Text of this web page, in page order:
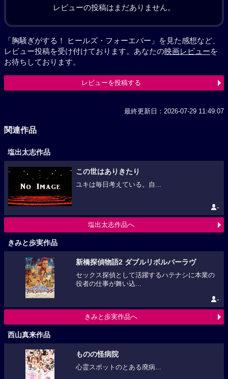
レビューの投稿はまだありません。
「胸騒ぎがする！ ヒールズ・フォーエバー」を見た感想など、
レビュー投稿を受け付けております。あなたの映画レビューを
お待ちしております。
レビューを投稿する
最終更新日：2026-07-29 11:49:07
関連作品
塩出太志作品
この世はありきたり
ユキは毎日考えている。自...
-
塩出太志作品へ
きみと歩実作品
新橋探偵物語2 ダブルリボルバーラヴ
セックス探偵として活躍するハテナシに本業の
役者の仕事が舞い込...
-
きみと歩実作品へ
西山真来作品
ものの怪病院
心霊スポットのとある廃病...